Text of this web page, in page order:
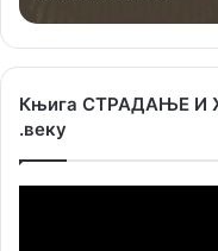
Књига СТРАДАЊЕ И
.веку